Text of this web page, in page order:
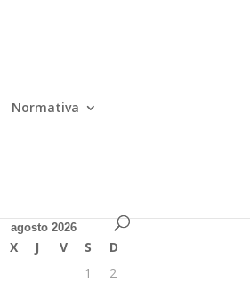
Normativa
agosto 2026
X J V S
D
1
2